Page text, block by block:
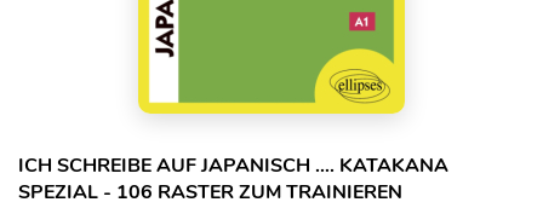
ICH SCHREIBE AUF JAPANISCH …. KATAKANA
SPEZIAL - 106 RASTER ZUM TRAINIEREN